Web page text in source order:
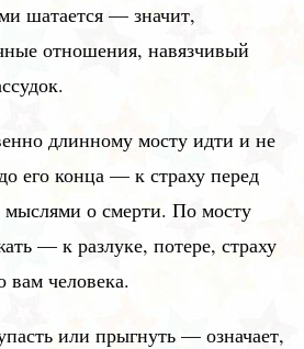
шатается — значит,
отношения, навязчивый
длинному мосту идти и не
его конца — к страху перед
мыслями о смерти. По мосту
— к разлуке, потере, страху
вам человека.
или прыгнуть — означает,